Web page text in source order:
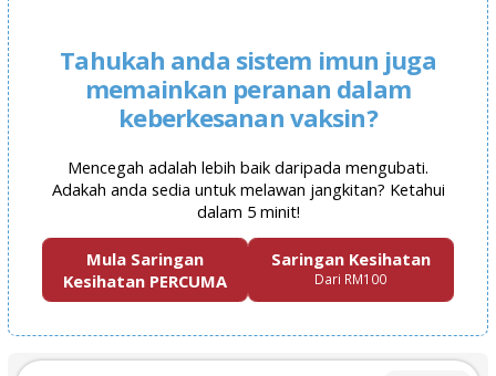
Tahukah anda sistem imun juga
memainkan peranan dalam
keberkesanan vaksin?
Mencegah adalah lebih baik daripada mengubati.
Adakah anda sedia untuk melawan jangkitan? Ketahui
dalam 5 minit!
Mula Saringan
Kesihatan PERCUMA
Saringan Kesihatan
Dari RM100